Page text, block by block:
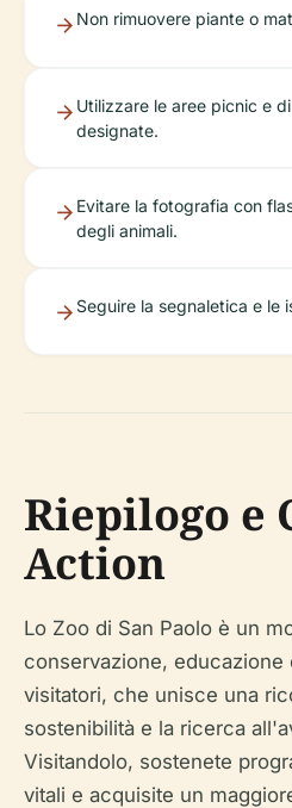
Non rimuovere piante o
Utilizzare le aree picnic e
designate.
Evitare la fotografia con
degli animali.
Seguire la segnaletica e le
Riepilogo e
Action
Lo Zoo di San Paolo è un
conservazione,
visitatori, che unisce una
sostenibilità e la ricerca
Visitandolo, sostenete
vitali e acquisite un